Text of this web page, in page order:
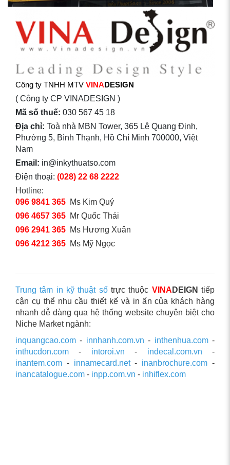
Công ty TNHH MTV VINADESIGN
( Công ty CP VINADESIGN )
Mã số thuế: 030 567 45 18
Địa chỉ: Toà nhà MBN Tower, 365 Lê Quang Định,
Phường 5, Bình Thạnh, Hồ Chí Minh 700000, Việt
Nam
Email: in@inkythuatso.com
Điện thoại: (028) 22 68 2222
Hotline:
096 9841 365 Ms Kim Quý
096 4657 365 Mr Quốc Thái
096 2941 365 Ms Hương Xuân
096 4212 365 Ms Mỹ Ngọc
Trung tâm in kỹ thuật sốtrực thuộc VINA DEIGN tiếp
cận cụ thể nhu cầu thiết kế và in ấn của khách hàng
nhanh dễ dàng qua hệ thống website chuyên biệt cho
Niche Market ngành:
inquangcao.com - innhanh.com.vn - inthenhua.com-
inthucdon.com - intoroi.vn - indecal.com.vn -
inantem.com - innamecard.net- inanbrochure.com -
inancatalogue.com - inpp.com.vn - inhiflex.com